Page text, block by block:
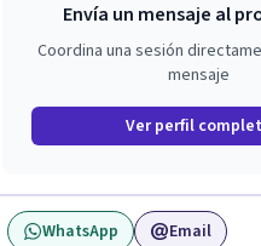
Envía un mensaje al
Coordina una sesión
mensaje
Ver perfil
WhatsApp Email